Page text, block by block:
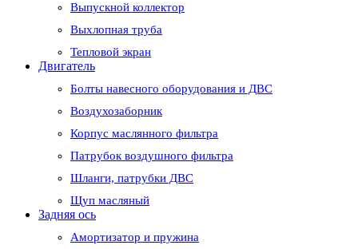
Выпускной коллектор
Выхлопная труба
Тепловой экран
Двигатель
Болты навесного оборудования и ДВС
Воздухозаборник
Корпус маслянного фильтра
Патрубок воздушного фильтра
Шланги, патрубки ДВС
Щуп масляный
Задняя ось
Амортизатор и пружина